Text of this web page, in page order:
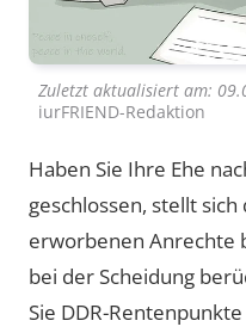
Zuletzt aktualisiert am:
iurFRIEND-Redaktion
Haben Sie Ihre Ehe
geschlossen, stellt
erworbenen Anrechte
bei der Scheidung
Sie DDR-